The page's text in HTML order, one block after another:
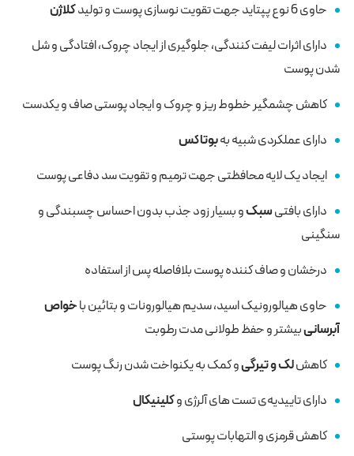
حاوی 6 نوع پپتاید جهت تقویت نوسازی پوست و تولید
کلاژن
دارای اثرات لیفت کنندگی، جلوگیری از ایجاد چروک، افتادگی و شل
شدن پوست
کاهش چشمگیر خطوط ریز و چروک و ایجاد پوستی صاف و یکدست
دارای عملکردی شبیه بهبوتاکس
ایجاد یک لایه محافظتی جهت ترمیم و تقویت سد دفاعی پوست
دارای بافتیسبکو بسیار زود جذب بدون احساس چسبندگی و
سنگینی
درخشان و صاف کننده پوست بلافاصله پس از استفاده
حاوی هیالورونیک اسید، سدیم هیالورونات و بتائین باخواص
آبرسانیبیشتر و حفظ طولانی مدت رطوبت
کاهشلک و تیرگیو کمک به یکنواخت شدن رنگ پوست
دارای تاییدیه‌ی تست های آلرژی وکلینیکال
کاهش قرمزی و التهابات پوستی